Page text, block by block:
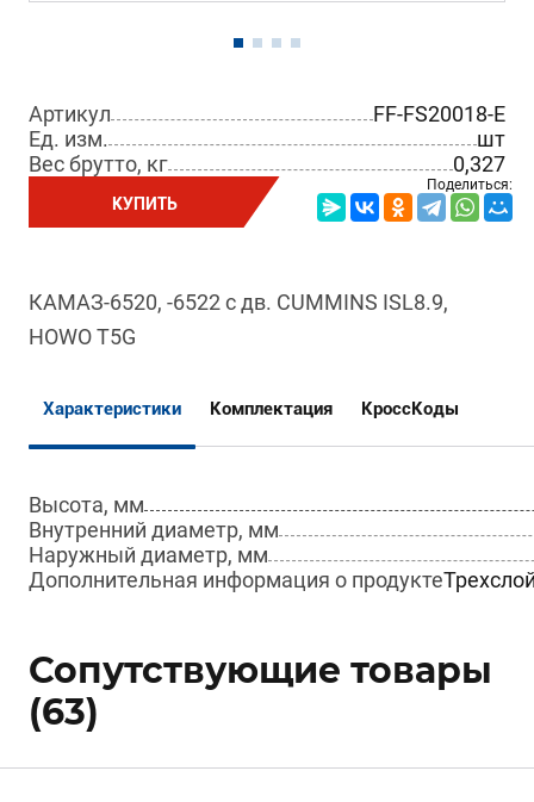
Артикул
FF-FS20018-E
Ед. изм.
шт
Вес брутто, кг
0,327
КУПИТЬ
Поделиться:
КАМАЗ-6520, -6522 с дв. CUMMINS ISL8.9,
HOWO T5G
Характеристики Комплектация КроссКоды
Высота, мм
Внутренний диаметр, мм
Наружный диаметр, мм
Дополнительная информация о продукте
Сопутствующие товары
(63)